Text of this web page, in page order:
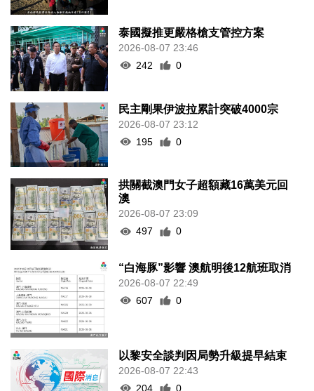
泰國擬推更嚴格槍支管控方案
2026-08-07 23:46
242
0
民主剛果伊波拉累計突破4000宗
2026-08-07 23:12
195
0
拱關截澳門女子超額藏16萬美元回
澳
2026-08-07 23:09
497
0
“白海豚”影響 澳航明後12航班取消
2026-08-07 22:49
607
0
以黎安全談判因局勢升級提早結束
2026-08-07 22:43
204
0